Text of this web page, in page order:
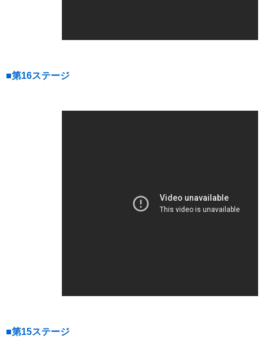
■第16ステージ
■第15ステージ